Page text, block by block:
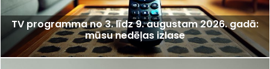
TV programma no 3. līdz 9. augustam 2026. gadā:
mūsu nedēļas izlase